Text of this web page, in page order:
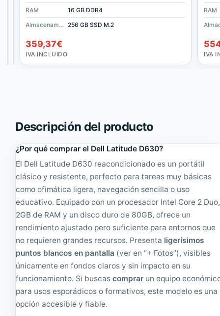
o
P
o
t
á
t
i
l
5
6
c
o
n
T
a
r
,
RAM
8 GB DDR4
Almacenamiento 512 GB SSD M.2
INCLUIDO
n
k
3
Y
g
a
G
2
P
o
r
t
á
i
l
1
3
.
2
c
RAM
16 GB DDR4
Almacenamiento 256 GB SSD M.2
IVA
INCLUIDO
RAM
16 GB DDR4
Almacenamiento
256 GB SSD M.2
359,37€
IVA INCLUIDO
RAM
IVA
Descripción del producto
¿Por qué comprar el Dell Latitude D630?
El Dell Latitude D630 reacondicionado es un portátil
clásico y resistente, perfecto para tareas muy básicas
como ofimática ligera, navegación sencilla o uso
educativo. Equipado con un procesador Intel Core 2 Duo,
2GB de RAM y un disco duro de 80GB, ofrece un
rendimiento ajustado pero suficiente para entornos que
no requieren grandes recursos. Presenta ligerísimos
puntos blancos en pantalla (ver en “+ Fotos”), visibles
únicamente en fondos claros y sin impacto en su
funcionamiento. Si buscascomprar un equipo
para usos esporádicos o formativos, este modelo es una
opción accesible y fiable.